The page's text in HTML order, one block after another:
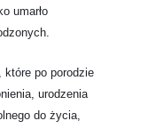
umarło
które po porodzie
urodzenia
do życia,